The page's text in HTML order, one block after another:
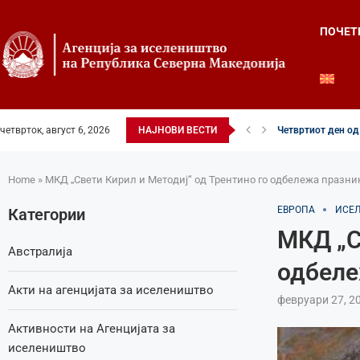
четврток, август 6, 2026 НАЈНОВИ ВЕСТИ
Четвртиот ден
Илинденски
Home » МКД „Свети Кирил и Методиј“ од Трентино го одбележа
ЕВРОПА
МКД
февруари 27,
Категории
Австралија
Акти на агенцијата за иселеништво
Активности на Агенцијата за
иселеништво